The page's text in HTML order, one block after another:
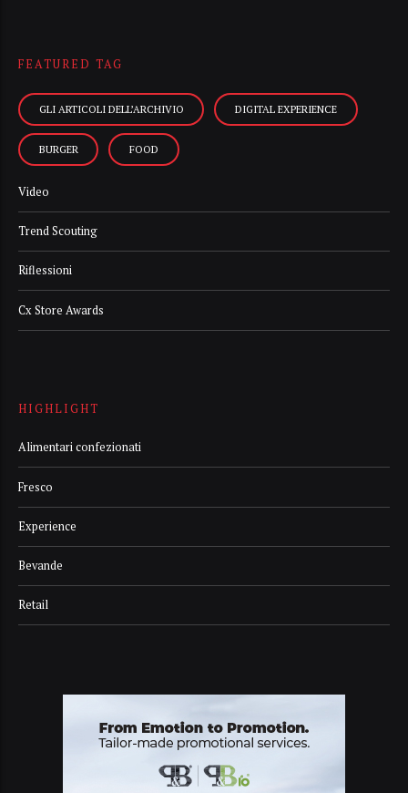
FEATURED TAG
GLI ARTICOLI DELL’ARCHIVIO DIGITAL EXPERIENCE
BURGER FOOD
Video
Trend Scouting
Riflessioni
Cx Store Awards
HIGHLIGHT
Alimentari confezionati
Fresco
Experience
Bevande
Retail